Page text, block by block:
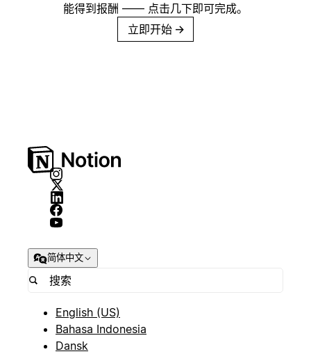
能得到报酬 —— 点击几下即可完成。
立即开始 →
简体中文
English (US)
Bahasa Indonesia
Dansk